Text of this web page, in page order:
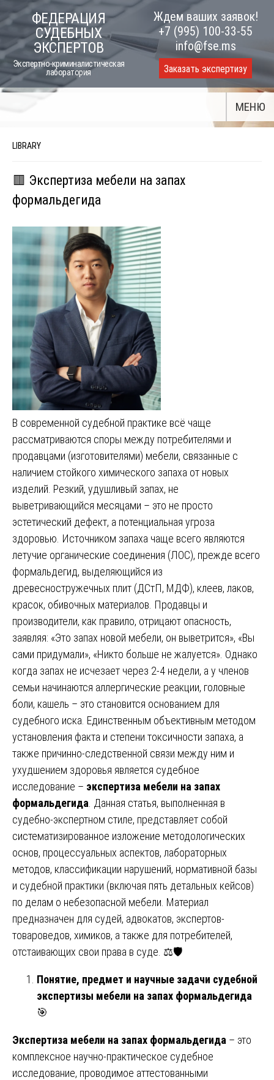
to
content
ФЕДЕРАЦИЯ
СУДЕБНЫХ
ЭКСПЕРТОВ
Экспертно-криминалистическая
лаборатория
Ждем ваших заявок!
+7 (995) 100-33-55
info@fse.ms
Заказать экспертизу
МЕНЮ
LIBRARY
🟥 Экспертиза мебели на запах
формальдегида
В современной судебной практике всё чаще
рассматриваются споры между потребителями и
продавцами (изготовителями) мебели, связанные с
наличием стойкого химического запаха от новых
изделий. Резкий, удушливый запах, не
выветривающийся месяцами – это не просто
эстетический дефект, а потенциальная угроза
здоровью. Источником запаха чаще всего являются
летучие органические соединения (ЛОС), прежде всего
формальдегид, выделяющийся из
древесностружечных плит (ДСтП, МДФ), клеев, лаков,
красок, обивочных материалов. Продавцы и
производители, как правило, отрицают опасность,
заявляя: «Это запах новой мебели, он выветрится», «Вы
сами придумали», «Никто больше не жалуется». Однако
когда запах не исчезает через 2-4 недели, а у членов
семьи начинаются аллергические реакции, головные
боли, кашель – это становится основанием для
судебного иска. Единственным объективным методом
установления факта и степени токсичности запаха, а
также причинно-следственной связи между ним и
ухудшением здоровья является судебное
исследование – экспертиза мебели на запах
формальдегида . Данная статья, выполненная в
судебно-экспертном стиле, представляет собой
систематизированное изложение методологических
основ, процессуальных аспектов, лабораторных
методов, классификации нарушений, нормативной базы
и судебной практики (включая пять детальных кейсов)
по делам о небезопасной мебели. Материал
предназначен для судей, адвокатов, экспертов-
товароведов, химиков, а также для потребителей,
отстаивающих свои права в суде. ⚖️🛡️
Понятие, предмет и научные задачи судебной
экспертизы мебели на запах формальдегида
🎯
Экспертиза мебели на запах формальдегида – это
комплексное научно-практическое судебное
исследование, проводимое аттестованными